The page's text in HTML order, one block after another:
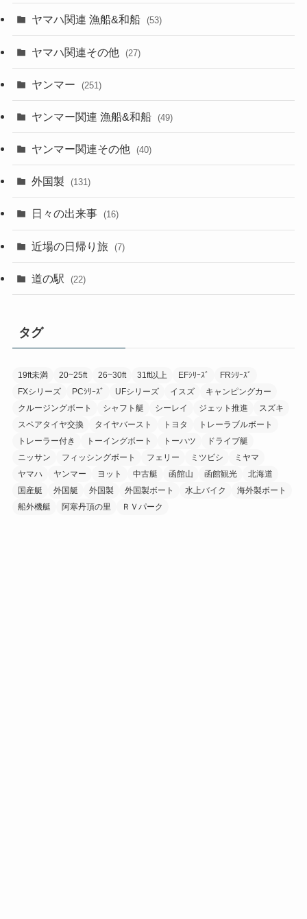
ヤマハ関連 漁船&和船 (53)
ヤマハ関連その他 (27)
ヤンマー (251)
ヤンマー関連 漁船&和船 (49)
ヤンマー関連その他 (40)
外国製 (131)
日々の出来事 (16)
近場の日帰り旅 (7)
道の駅 (22)
タグ
19ft未満 20~25ft 26~30ft 31ft以上 EFｼﾘｰｽﾞ
FRｼﾘｰｽﾞ
FXシリーズ
PCｼﾘｰｽﾞ UFシリーズ イスズ
キャンピングカー
クルージングボート
シャフト艇 シーレイ ジェット推進
スズキ
スペアタイヤ交換
タイヤバースト トヨタ
トレーラブルボート
トレーラー付き
トーイングボート トーハツ
ドライブ艇
ニッサン
フィッシングボート フェリー ミツビシ
ミヤマ
ヤマハ
ヤンマー ヨット 中古艇 函館山 函館観光
北海道
国産艇
外国艇 外国製 外国製ボート 水上バイク
海外製ボート
船外機艇
阿寒丹頂の里 ＲＶパーク